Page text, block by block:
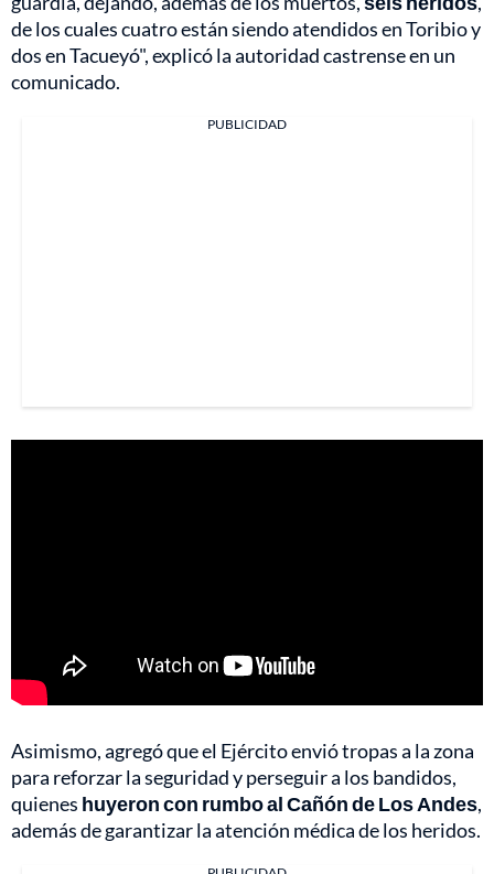
de los cuales cuatro están siendo atendidos en Toribio y
dos en Tacueyó", explicó la autoridad castrense en un
comunicado.
PUBLICIDAD
Asimismo, agregó que el Ejército envió tropas a la zona
para reforzar la seguridad y perseguir a los bandidos,
quienes huyeron con rumbo al Cañón de Los Andes,
además de garantizar la atención médica de los heridos.